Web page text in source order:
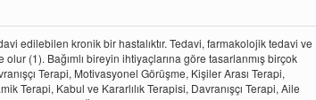
edilebilen kronik bir hastalıktır. Tedavi, farmakolojik tedavi ve
(1). Bağımlı bireyin ihtiyaçlarına göre tasarlanmış birçok
Terapi, Motivasyonel Görüşme, Kişiler Arası Terapi,
Terapi, Kabul ve Kararlılık Terapisi, Davranışçı Terapi, Aile